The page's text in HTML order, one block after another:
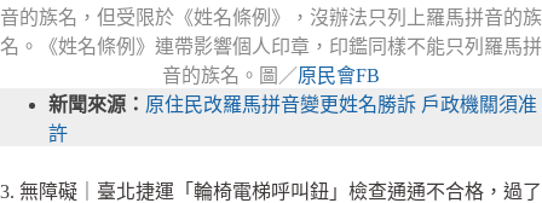
音的族名，但受限於《姓名條例》，沒辦法只列上羅馬拼音的族
名。《姓名條例》連帶影響個人印章，印鑑同樣不能只列羅馬拼
音的族名。圖／原民會FB
新聞來源： 原住民改羅馬拼音變更姓名勝訴 戶政機關須准
許
3. 無障礙｜臺北捷運「輪椅電梯呼叫鈕」檢查通通不合格，過了